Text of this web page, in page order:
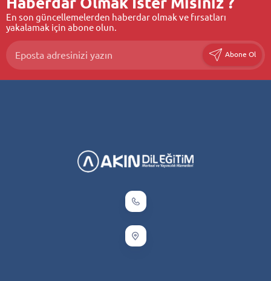
En son güncellemelerden haberdar olmak ve fırsatları
yakalamak için abone olun.
Abone Ol